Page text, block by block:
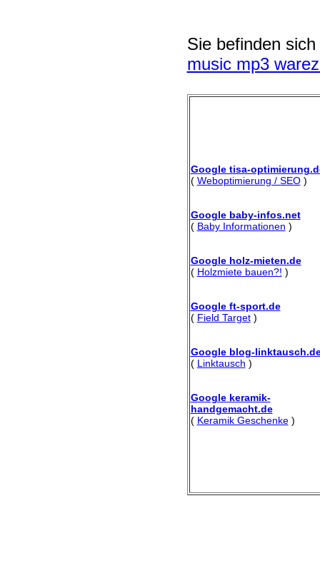
Sie befinden
music mp3
Google tisa-
( Weboptimierung / SEO)
Google baby-infos.net
( Baby Informationen )
Google holz-mieten.de
( Holzmiete bauen?! )
Google ft-sport.de
( Field Target)
Google blog-
( Linktausch )
Google keramik-
handgemacht.de
( Keramik Geschenke)